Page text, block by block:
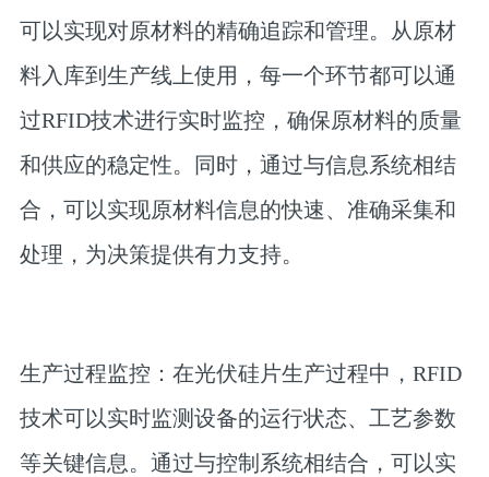
可以实现对原材料的精确追踪和管理。从原材
料入库到生产线上使用，每一个环节都可以通
过RFID技术进行实时监控，确保原材料的质量
和供应的稳定性。同时，通过与信息系统相结
合，可以实现原材料信息的快速、准确采集和
处理，为决策提供有力支持。
生产过程监控：在光伏硅片生产过程中，RFID
技术可以实时监测设备的运行状态、工艺参数
等关键信息。通过与控制系统相结合，可以实